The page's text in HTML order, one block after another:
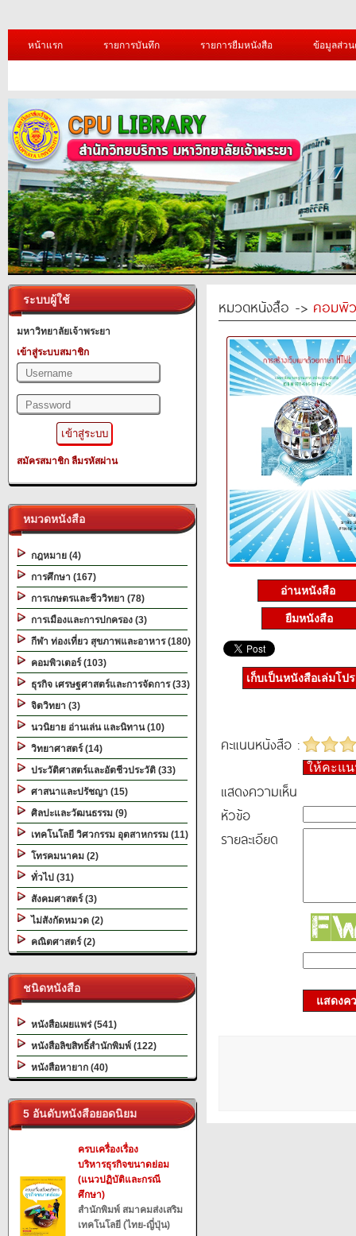
หน้าแรก รายการบันทึก รายการยืมหนังสือ ข้อมูลส่ว
ระบบผู้ใช้
มหาวิทยาลัยเจ้าพระยา
เข้าสู่ระบบสมาชิก
สมัครสมาชิก ลืมรหัสผ่าน
หมวดหนังสือ
กฎหมาย (4)
การศึกษา (167)
การเกษตรและชีววิทยา (78)
การเมืองและการปกครอง (3)
กีฬา ท่องเที่ยว สุขภาพและอาหาร (180)
คอมพิวเตอร์ (103)
ธุรกิจ เศรษฐศาสตร์และการจัดการ (33)
จิตวิทยา (3)
นวนิยาย อ่านเล่น และนิทาน (10)
วิทยาศาสตร์ (14)
ประวัติศาสตร์และอัตชีวประวัติ (33)
ศาสนาและปรัชญา (15)
ศิลปะและวัฒนธรรม (9)
เทคโนโลยี วิศวกรรม อุตสาหกรรม (11)
โทรคมนาคม (2)
ทั่วไป (31)
สังคมศาสตร์ (3)
ไม่สังกัดหมวด (2)
คณิตศาสตร์ (2)
ชนิดหนังสือ
หนังสือเผยแพร่ (541)
หนังสือลิขสิทธิ์สำนักพิมพ์ (122)
หนังสือหายาก (40)
5 อันดับหนังสือยอดนิยม
ครบเครื่องเรื่อง
บริหารธุรกิจขนาดย่อม
(แนวปฏิบัติและกรณี
ศึกษา)
สำนักพิมพ์ สมาคมส่งเสริม
เทคโนโลยี (ไทย-ญี่ปุ่น)
หมวดหนังสือ -> คอมพิ
อ่านหนังสือ
ยืมหนังสือ
เก็บเป็นหนังสือเล่มโป
คะแนนหนังสือ :
ให้คะแ
แสดงความเห็น
หัวข้อ
รายละเอียด
แสดงค